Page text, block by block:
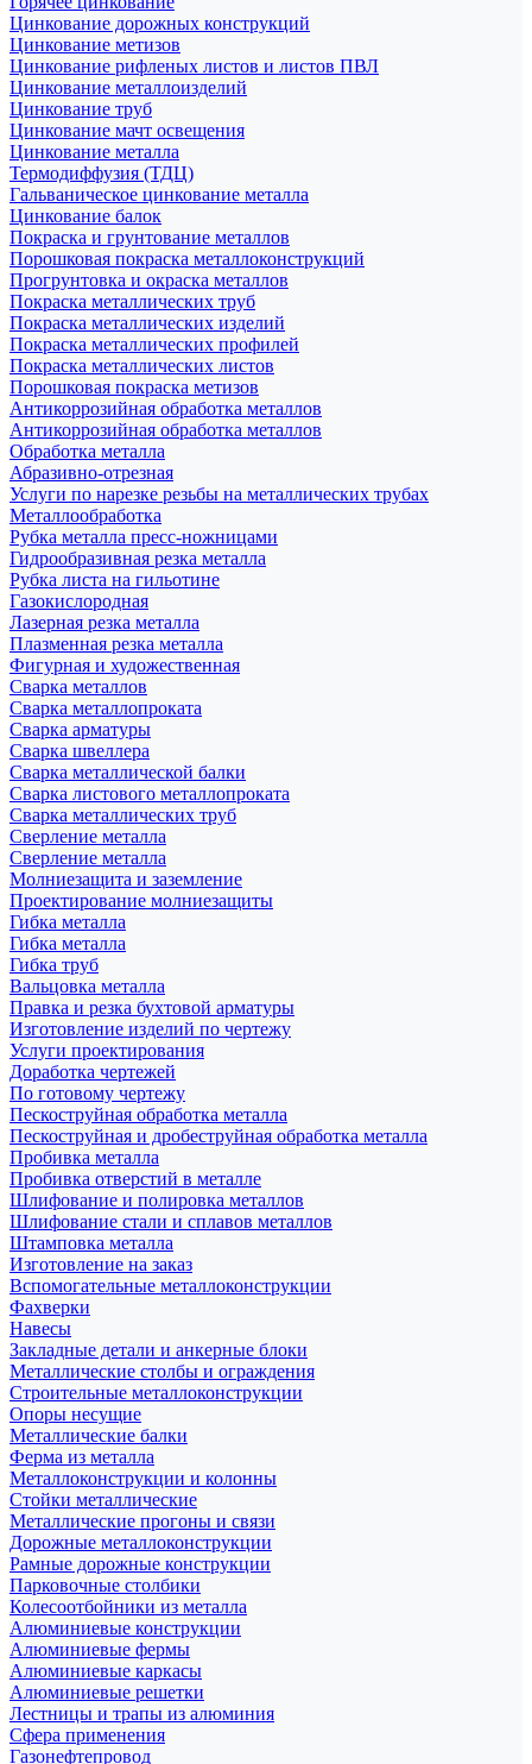
Цинкование дорожных конструкций
Цинкование метизов
Цинкование рифленых листов и листов ПВЛ
Цинкование металлоизделий
Цинкование труб
Цинкование мачт освещения
Цинкование металла
Термодиффузия (ТДЦ)
Гальваническое цинкование металла
Цинкование балок
Покраска и грунтование металлов
Порошковая покраска металлоконструкций
Прогрунтовка и окраска металлов
Покраска металлических труб
Покраска металлических изделий
Покраска металлических профилей
Покраска металлических листов
Порошковая покраска метизов
Антикоррозийная обработка металлов
Антикоррозийная обработка металлов
Обработка металла
Абразивно-отрезная
Услуги по нарезке резьбы на металлических трубах
Металлообработка
Рубка металла пресс-ножницами
Гидрообразивная резка металла
Рубка листа на гильотине
Газокислородная
Лазерная резка металла
Плазменная резка металла
Фигурная и художественная
Сварка металлов
Сварка металлопроката
Сварка арматуры
Сварка швеллера
Сварка металлической балки
Сварка листового металлопроката
Сварка металлических труб
Сверление металла
Сверление металла
Молниезащита и заземление
Проектирование молниезащиты
Гибка металла
Гибка металла
Гибка труб
Вальцовка металла
Правка и резка бухтовой арматуры
Изготовление изделий по чертежу
Услуги проектирования
Доработка чертежей
По готовому чертежу
Пескоструйная обработка металла
Пескоструйная и дробеструйная обработка металла
Пробивка металла
Пробивка отверстий в металле
Шлифование и полировка металлов
Шлифование стали и сплавов металлов
Штамповка металла
Изготовление на заказ
Вспомогательные металлоконструкции
Фахверки
Навесы
Закладные детали и анкерные блоки
Металлические столбы и ограждения
Строительные металлоконструкции
Опоры несущие
Металлические балки
Ферма из металла
Металлоконструкции и колонны
Стойки металлические
Металлические прогоны и связи
Дорожные металлоконструкции
Рамные дорожные конструкции
Парковочные столбики
Колесоотбойники из металла
Алюминиевые конструкции
Алюминиевые фермы
Алюминиевые каркасы
Алюминиевые решетки
Лестницы и трапы из алюминия
Сфера применения
Газонефтепровод